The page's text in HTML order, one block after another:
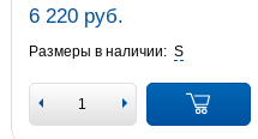
6 220 руб.
Размеры в наличии: S